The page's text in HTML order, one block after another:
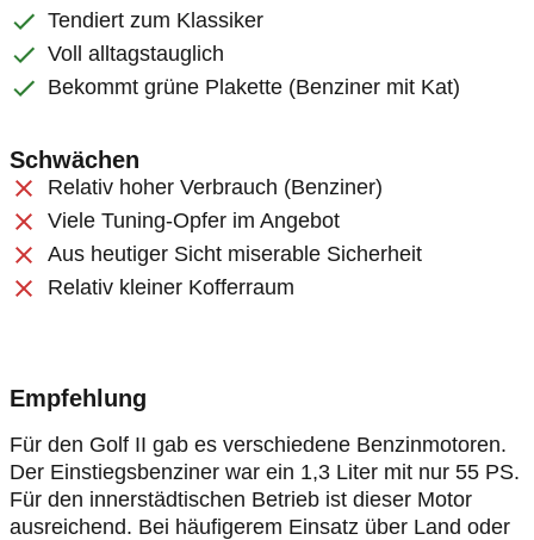
Tendiert zum Klassiker
Voll alltagstauglich
Bekommt grüne Plakette (Benziner mit Kat)
Schwächen
Relativ hoher Verbrauch (Benziner)
Viele Tuning-Opfer im Angebot
Aus heutiger Sicht miserable Sicherheit
Relativ kleiner Kofferraum
Empfehlung
Für den Golf II gab es verschiedene Benzinmotoren.
Der Einstiegsbenziner war ein 1,3 Liter mit nur 55 PS.
Für den innerstädtischen Betrieb ist dieser Motor
ausreichend. Bei häufigerem Einsatz über Land oder